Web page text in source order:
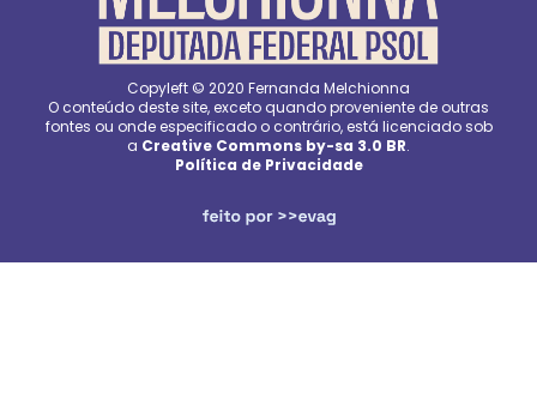
Copyleft © 2020 Fernanda Melchionna
O conteúdo deste site, exceto quando proveniente de outras
fontes ou onde especificado o contrário, está licenciado sob
a Creative Commons by-sa 3.0 BR.
Política de Privacidade